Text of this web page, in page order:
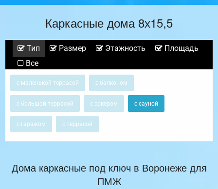
Каркасные дома 8х15,5
Тип Размер Этажность
Площадь
Все
с маленькой террасой с балконом
с большой террасой с эркером с сауной
с гаражом с террасой
Дома каркасные под ключ в Воронеже для
ПМЖ